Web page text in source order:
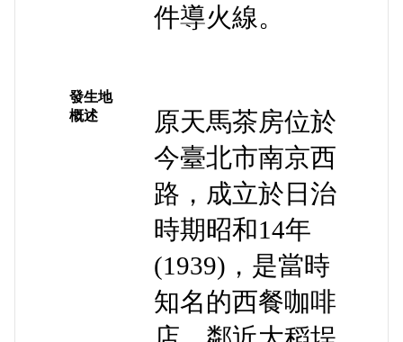
件導火線。
發生地
概述
原天馬茶房位於
今臺北市南京西
路，成立於日治
時期昭和14年
(1939)，是當時
知名的西餐咖啡